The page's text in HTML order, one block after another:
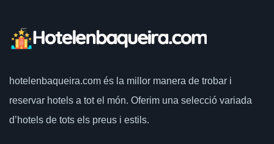
hotelenbaqueira.com és la millor manera de trobar i
reservar hotels a tot el món. Oferim una selecció variada
d’hotels de tots els preus i estils.